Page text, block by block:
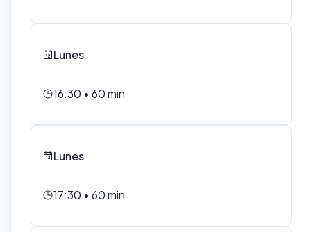
Lunes
16:30 • 60min
Lunes
17:30 • 60min